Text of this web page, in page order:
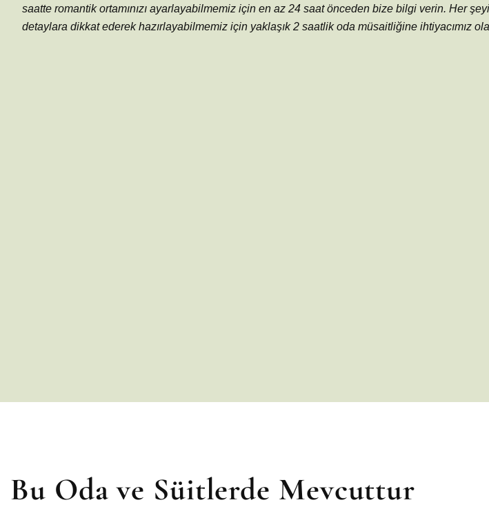
saatte romantik ortamınızı ayarlayabilmemiz için en az 24 saat önceden bize bilgi verin. Her
detaylara dikkat ederek hazırlayabilmemiz için yaklaşık 2 saatlik oda müsaitliğine ihtiyacımız
Bu Oda ve Süitlerde Mevcuttur